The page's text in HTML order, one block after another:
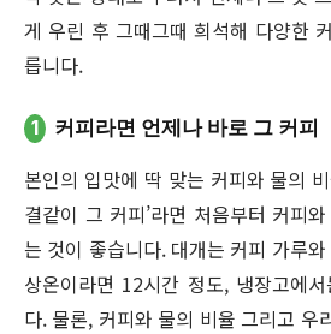
게 우린 후 그때그때 희석해 다양한
릅니다.
1 커피라면 언제나 바로 그 커피
본인의 입맛에 딱 맞는 커피와 물의
결같이 그 커피’라면 처음부터 커피
는 것이 좋습니다. 대개는 커피 가루
상온이라면 12시간 정도, 냉장고에
다. 물론, 커피와 물의 비율 그리고 우